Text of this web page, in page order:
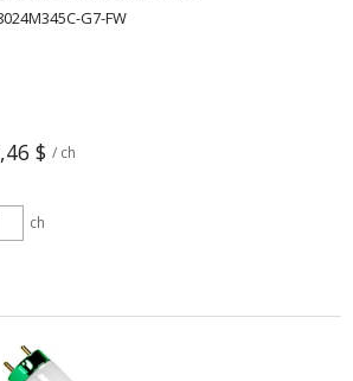
G7-FW
$ / ch
ch